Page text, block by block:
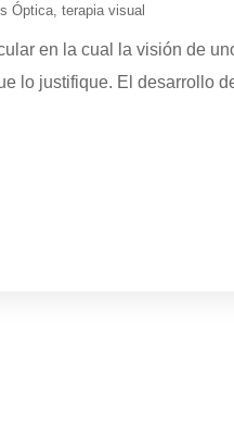
Óptica terapia visual
en la cual la visión de
lo justifique. El desarrollo